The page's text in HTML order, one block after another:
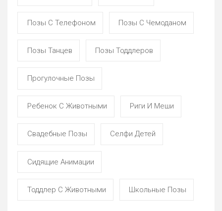
Позы С Телефоном Позы С Чемоданом
Позы Танцев Позы Тоддлеров
Прогулочные Позы
Ребенок С Животными Риги И Меши
Свадебные Позы Селфи Детей
Сидящие Анимации
Тоддлер С Животными Школьные Позы